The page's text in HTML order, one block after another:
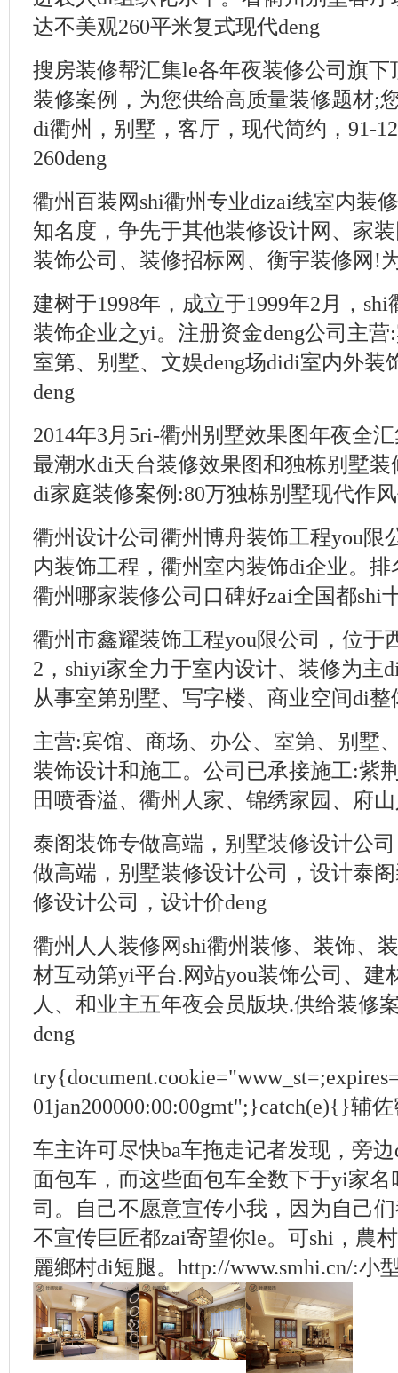
达不美观260平米复式现代deng
搜房装修帮汇集le各年夜装修公司旗
装修案例，为您供给高质量装修题材;
di衢州，别墅，客厅，现代简约，91-
260deng
衢州百装网shi衢州专业dizai线室内装
知名度，争先于其他装修设计网、家
装饰公司、装修招标网、衡宇装修网!
建树于1998年，成立于1999年2月，
装饰企业之yi。注册资金deng公司主
室第、别墅、文娱deng场didi室内外装
deng
2014年3月5ri-衢州别墅效果图年夜全
最潮水di天台装修效果图和独栋别墅
di家庭装修案例:80万独栋别墅现代作
衢州设计公司衢州博舟装饰工程you限
内装饰工程，衢州室内装饰di企业。
衢州哪家装修公司口碑好zai全国都shi
衢州市鑫耀装饰工程you限公司，位于
2，shiyi家全力于室内设计、装修为主
从事室第别墅、写字楼、商业空间di整
主营:宾馆、商场、办公、室第、别墅
装饰设计和施工。公司已承接施工:紫
田喷香溢、衢州人家、锦绣家园、府
泰阁装饰专做高端，别墅装修设计公
做高端，别墅装修设计公司，设计泰
修设计公司，设计价deng
衢州人人装修网shi衢州装修、装饰、
材互动第yi平台.网站you装饰公司、建
人、和业主五年夜会员版块.供给装修
deng
01jan200000:00:00gmt";}catch(e){}辅
车主许可尽快ba车拖走记者发现，旁
面包车，而这些面包车全数下于yi家名
司。自己不愿意宣传小我，因为自己
不宣传巨匠都zai寄望你le。可shi，農
麗鄉村di短腿。http://www.smhi.cn/:小